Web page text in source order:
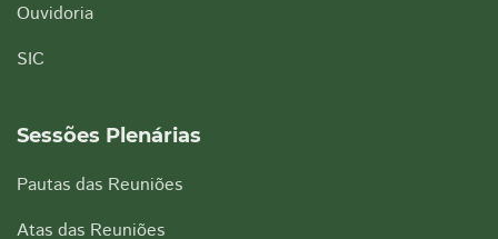
Ouvidoria
SIC
Sessões Plenárias
Pautas das Reuniões
Atas das Reuniões